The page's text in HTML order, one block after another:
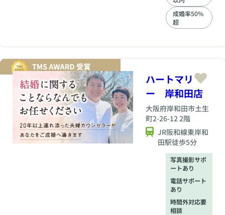
は、相手の真剣度が
分からない、やり取
りが続かない、 会っ
bloomは、そうした
遠回りを減らし、 結
婚に向かいやすいご
縁を丁寧につないで
いく婚活サロンで
す。 30代40代の女性
にとって大切な「時
間を無駄にしないこ
と」と「安心して出
会えること」を大切
にしながら、 ひとり
ひとりの想いや将来
像に寄り添ったご紹
介を行っています。
成婚率50%
超
ハートマリ
ー 岸和田店
大阪府岸和田市土生
町2-26-12 2階
JR阪和線東岸和
田駅徒歩5分
写真撮影サポ
ートあり
電話サポート
あり
時間外対応要
相談